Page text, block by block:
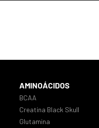
AMINOÁCIDOS
BCAA
Creatina Black Skull
Glutamina